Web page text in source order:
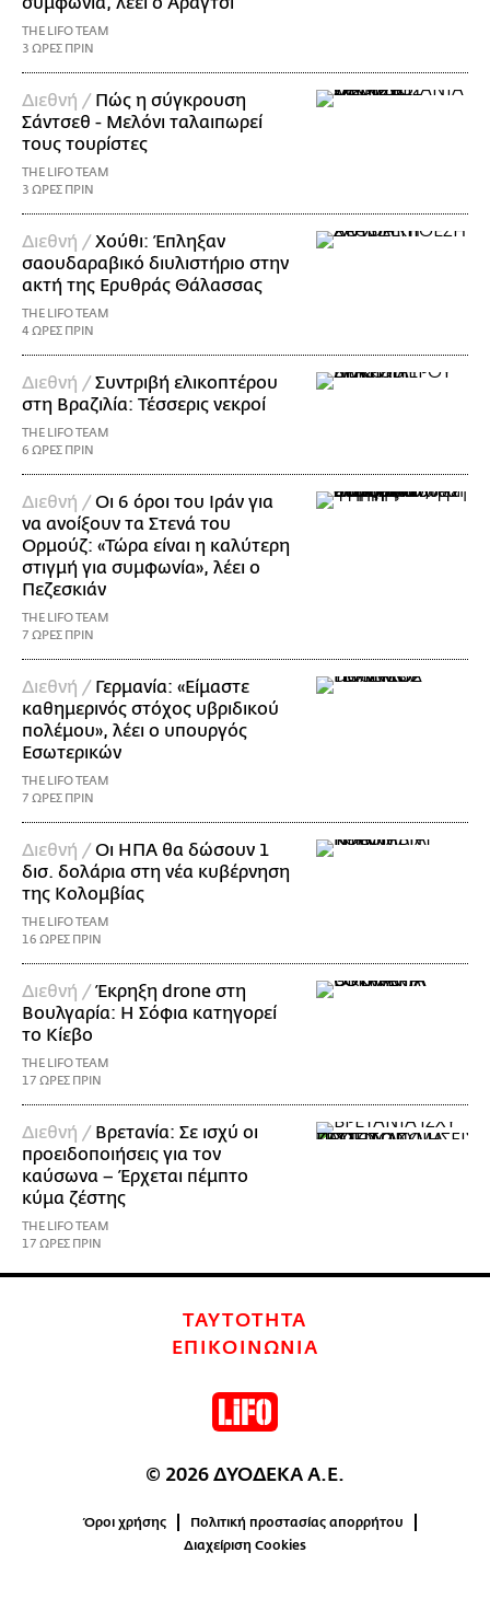
THE LIFO TEAM
3 ΩΡΕΣ ΠΡΙΝ
Διεθνή / Πώς η σύγκρουση
Σάντσεθ - Μελόνι ταλαιπωρεί
τους τουρίστες
THE LIFO TEAM
3 ΩΡΕΣ ΠΡΙΝ
Διεθνή /Χούθι: Έπληξαν
σαουδαραβικό διυλιστήριο στην
ακτή της Ερυθράς Θάλασσας
THE LIFO TEAM
4 ΩΡΕΣ ΠΡΙΝ
Διεθνή /Συντριβή ελικοπτέρου
στη Βραζιλία: Τέσσερις νεκροί
THE LIFO TEAM
6 ΩΡΕΣ ΠΡΙΝ
Διεθνή /Οι 6 όροι του Ιράν για
να ανοίξουν τα Στενά του
Ορμούζ: «Τώρα είναι η καλύτερη
στιγμή για συμφωνία», λέει ο
Πεζεσκιάν
THE LIFO TEAM
7 ΩΡΕΣ ΠΡΙΝ
Διεθνή / Γερμανία: «Είμαστε
καθημερινός στόχος υβριδικού
πολέμου», λέει ο υπουργός
Εσωτερικών
THE LIFO TEAM
7 ΩΡΕΣ ΠΡΙΝ
Διεθνή /Οι ΗΠΑ θα δώσουν 1
δισ. δολάρια στη νέα κυβέρνηση
της Κολομβίας
THE LIFO TEAM
16 ΩΡΕΣ ΠΡΙΝ
Διεθνή /Έκρηξη drone στη
Βουλγαρία: Η Σόφια κατηγορεί
το Κίεβο
THE LIFO TEAM
17 ΩΡΕΣ ΠΡΙΝ
Διεθνή / Βρετανία: Σε ισχύ οι
προειδοποιήσεις για τον
καύσωνα – Έρχεται πέμπτο
κύμα ζέστης
THE LIFO TEAM
17 ΩΡΕΣ ΠΡΙΝ
ΤΑΥΤΟΤΗΤΑ
ΕΠΙΚΟΙΝΩΝΙΑ
© 2026 ΔΥΟΔΕΚΑ Α.Ε.
Όροι χρήσης
Πολιτική προστασίας απορρήτου
Διαχείριση Cookies